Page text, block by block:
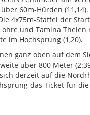
60m-Hürden
4x75m-Staffel der
und Tamina Thelen
im Hochsprung (1,20).
ganz oben auf dem
über 800 Meter
derzeit auf die
das Ticket für die